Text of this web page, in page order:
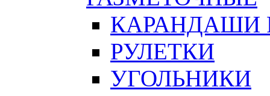
КАРАНДАШИ
РУЛЕТКИ
УГОЛЬНИКИ